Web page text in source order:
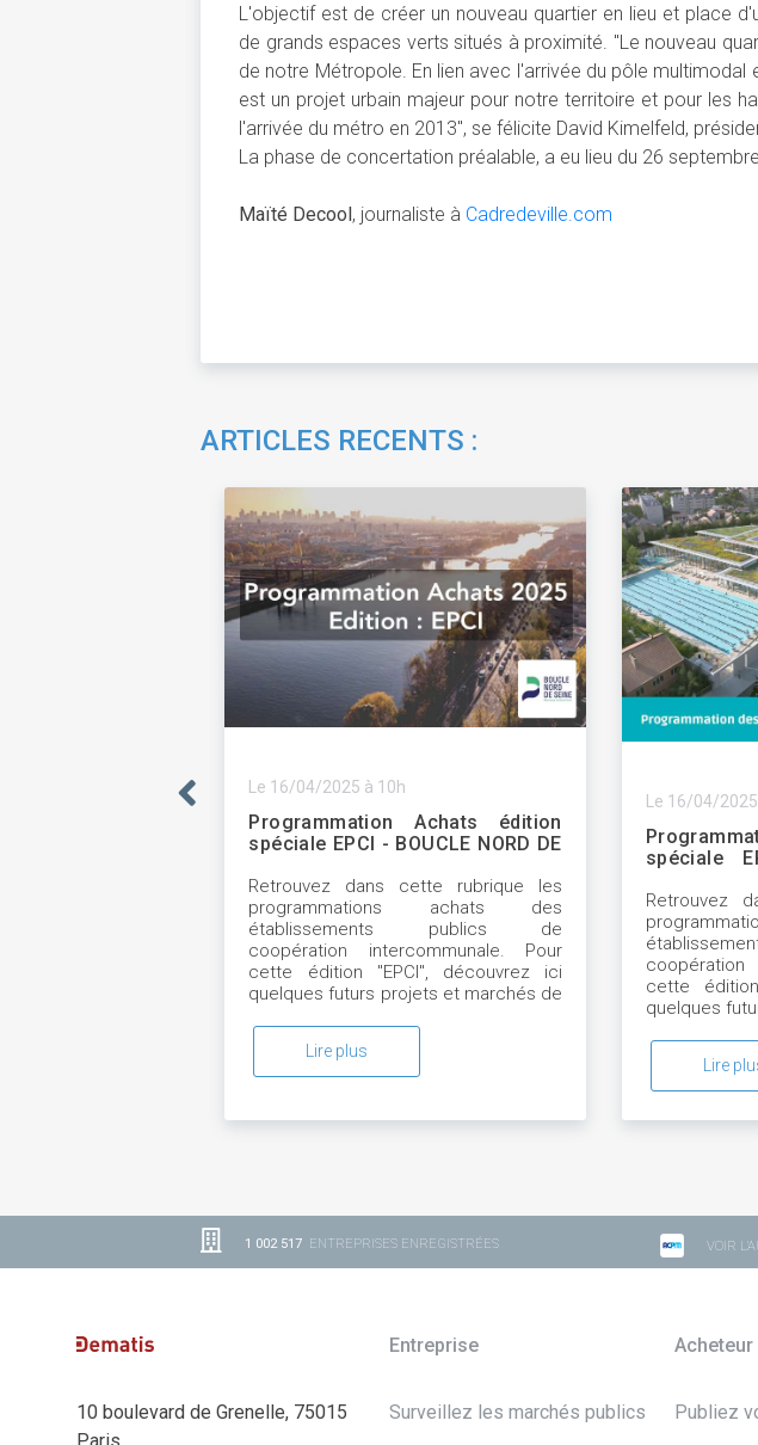
L'objectif est de créer un nouveau quartier en lieu et place
de grands espaces verts situés à proximité. "Le nouveau
de notre Métropole. En lien avec l'arrivée du pôle
est un projet urbain majeur pour notre territoire et pour les
l'arrivée du métro en 2013", se félicite David Kimelfeld,
La phase de concertation préalable, a eu lieu du 26
Maïté Decool, journaliste à Cadredeville.com
ARTICLES RECENTS :
Le 16/04/2025 à 10h
Programmation Achats édition
spéciale EPCI - BOUCLE NORD DE
Retrouvez dans cette rubrique les
programmations achats des
établissements publics de
coopération intercommunale. Pour
cette édition "EPCI", découvrez ici
quelques futurs projets et marchés de
Lire plus
Le 16/04/
spéciale
Retrouvez
cette
quelques
Lire
1 002 517 ENTREPRISES ENREGISTRÉES VOIR
10 boulevard de Grenelle, 75015
Entreprise
Surveillez les marchés publics
Acheteur
Publiez